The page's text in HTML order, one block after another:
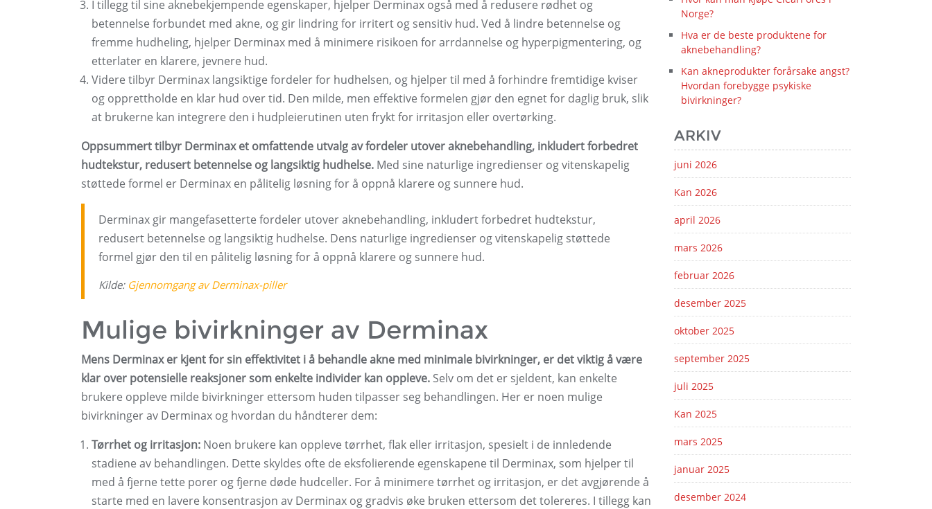
I tillegg til sine aknebekjempende egenskaper, hjelper Derminax også med å redusere rødhet og
betennelse forbundet med akne, og gir lindring for irritert og sensitiv hud. Ved å lindre betennelse og
fremme hudheling, hjelper Derminax med å minimere risikoen for arrdannelse og hyperpigmentering, og
etterlater en klarere, jevnere hud.
Videre tilbyr Derminax langsiktige fordeler for hudhelsen, og hjelper til med å forhindre fremtidige kviser
og opprettholde en klar hud over tid. Den milde, men effektive formelen gjør den egnet for daglig bruk, slik
at brukerne kan integrere den i hudpleierutinen uten frykt for irritasjon eller overtørking.
Oppsummert tilbyr Derminax et omfattende utvalg av fordeler utover aknebehandling, inkludert forbedret
hudtekstur, redusert betennelse og langsiktig hudhelse. Med sine naturlige ingredienser og vitenskapelig
støttede formel er Derminax en pålitelig løsning for å oppnå klarere og sunnere hud.
Derminax gir mangefasetterte fordeler utover aknebehandling, inkludert forbedret hudtekstur,
redusert betennelse og langsiktig hudhelse. Dens naturlige ingredienser og vitenskapelig støttede
formel gjør den til en pålitelig løsning for å oppnå klarere og sunnere hud.
Kilde: Gjennomgang av Derminax-piller
Mulige bivirkninger av Derminax
Mens Derminax er kjent for sin effektivitet i å behandle akne med minimale bivirkninger, er det viktig å være
klar over potensielle reaksjoner som enkelte individer kan oppleve. Selv om det er sjeldent, kan enkelte
brukere oppleve milde bivirkninger ettersom huden tilpasser seg behandlingen. Her er noen mulige
bivirkninger av Derminax og hvordan du håndterer dem:
Tørrhet og irritasjon: Noen brukere kan oppleve tørrhet, flak eller irritasjon, spesielt i de innledende
stadiene av behandlingen. Dette skyldes ofte de eksfolierende egenskapene til Derminax, som hjelper til
med å fjerne tette porer og fjerne døde hudceller. For å minimere tørrhet og irritasjon, er det avgjørende å
starte med en lavere konsentrasjon av Derminax og gradvis øke bruken ettersom det tolereres. I tillegg kan
Norge?
Hva er de beste produktene for
aknebehandling?
Kan akneprodukter forårsake angst?
Hvordan forebygge psykiske
bivirkninger?
ARKIV
juni 2026
Kan 2026
april 2026
mars 2026
februar 2026
desember 2025
oktober 2025
september 2025
juli 2025
Kan 2025
mars 2025
januar 2025
desember 2024